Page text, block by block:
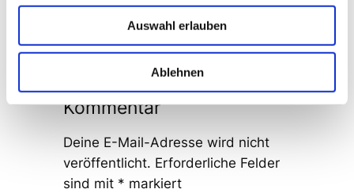
Auswahl erlauben
Ablehnen
Kommentare
Schreibe einen
Kommentar
Deine E-Mail-Adresse wird nicht
veröffentlicht. Erforderliche Felder
sind mit * markiert